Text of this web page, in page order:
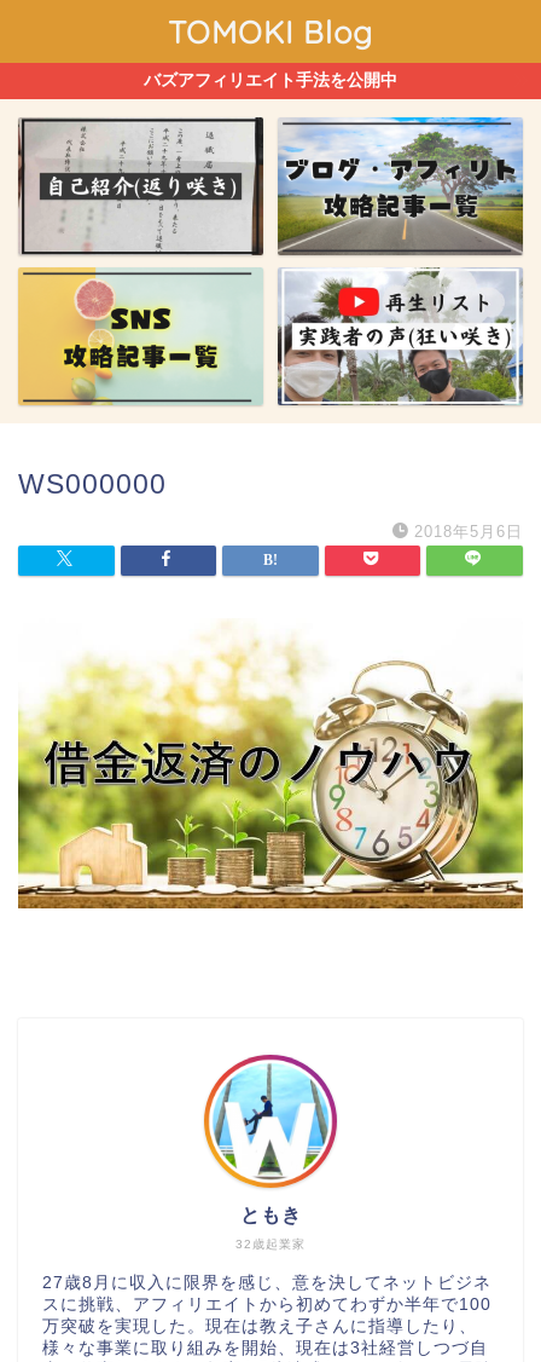
TOMOKI Blog
バズアフィリエイト手法を公開中
WS000000
2018年5月6日
32歳起業家
ともき
27歳8月に収入に限界を感じ、意を決してネットビジネ
スに挑戦、アフィリエイトから初めてわずか半年で100
万突破を実現した。現在は教え子さんに指導したり、
様々な事業に取り組みを開始、現在は3社経営しつづ自